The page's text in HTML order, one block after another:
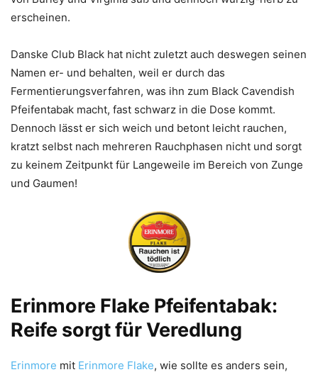
erscheinen.
Danske Club Black hat nicht zuletzt auch deswegen seinen
Namen er- und behalten, weil er durch das
Fermentierungsverfahren, was ihn zum Black Cavendish
Pfeifentabak macht, fast schwarz in die Dose kommt.
Dennoch lässt er sich weich und betont leicht rauchen,
kratzt selbst nach mehreren Rauchphasen nicht und sorgt
zu keinem Zeitpunkt für Langeweile im Bereich von Zunge
und Gaumen!
Erinmore Flake Pfeifentabak:
Reife sorgt für Veredlung
Erinmore mit Erinmore Flake, wie sollte es anders sein,